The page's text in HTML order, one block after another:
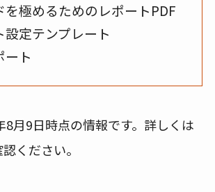
を極めるためのレポートPDF
設定テンプレート
ート
月9日時点の情報です。詳しくは
ください。